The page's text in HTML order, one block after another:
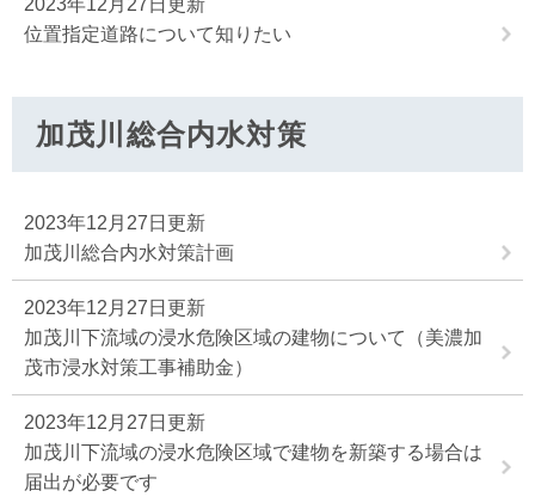
2023年12月27日更新
位置指定道路について知りたい
加茂川総合内水対策
2023年12月27日更新
加茂川総合内水対策計画
2023年12月27日更新
加茂川下流域の浸水危険区域の建物について（美濃加
茂市浸水対策工事補助金）
2023年12月27日更新
加茂川下流域の浸水危険区域で建物を新築する場合は
届出が必要です